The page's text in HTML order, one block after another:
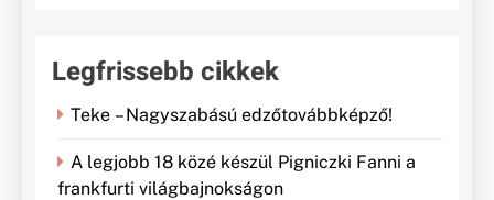
Legfrissebb cikkek
Teke – Nagyszabású edzőtovábbképző!
A legjobb 18 közé készül Pigniczki Fanni a
frankfurti világbajnokságon